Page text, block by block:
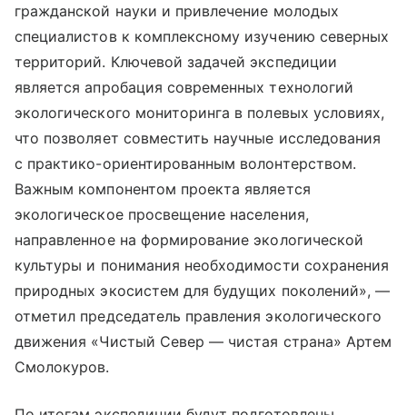
гражданской науки и привлечение молодых
специалистов к комплексному изучению северных
территорий. Ключевой задачей экспедиции
является апробация современных технологий
экологического мониторинга в полевых условиях,
что позволяет совместить научные исследования
с практико-ориентированным волонтерством.
Важным компонентом проекта является
экологическое просвещение населения,
направленное на формирование экологической
культуры и понимания необходимости сохранения
природных экосистем для будущих поколений», —
отметил председатель правления экологического
движения «Чистый Север — чистая страна» Артем
Смолокуров.